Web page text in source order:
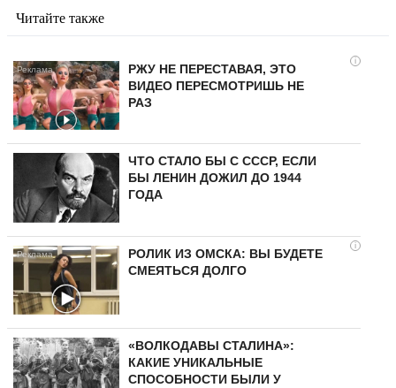
Читайте также
i
РЖУ НЕ ПЕРЕСТАВАЯ, ЭТО
ВИДЕО ПЕРЕСМОТРИШЬ НЕ
РАЗ
ЧТО СТАЛО БЫ С СССР, ЕСЛИ
БЫ ЛЕНИН ДОЖИЛ ДО 1944
ГОДА
i
РОЛИК ИЗ ОМСКА: ВЫ БУДЕТЕ
СМЕЯТЬСЯ ДОЛГО
«ВОЛКОДАВЫ СТАЛИНА»:
КАКИЕ УНИКАЛЬНЫЕ
СПОСОБНОСТИ БЫЛИ У